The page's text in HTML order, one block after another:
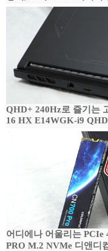
QHD+ 240Hz로 즐기는
16 HX E14WGK-i9
어디에나 어울리는 PCIe
PRO M.2 NVMe 디앤디